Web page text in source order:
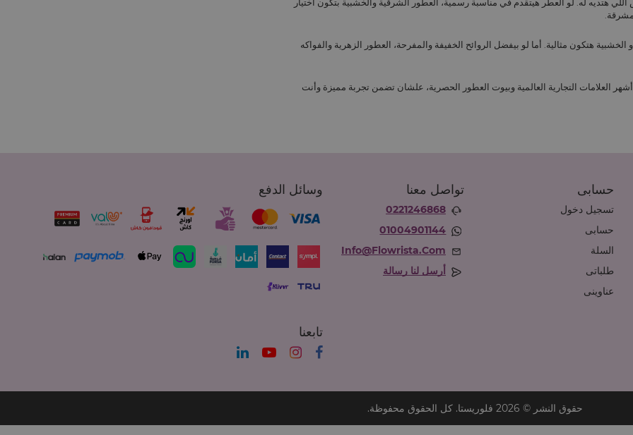
هتديه له. لو العطر هيتقدم في مناسبة رسمية، العطور الشرقية والخشبية بتكون اختيار
هتكون مثالية. أما لو بيفضل الروائح الخفيفة والمفرحة، العطور الزهرية والفواكه
العلامات التجارية العالمية وبيوت العطور الحصرية، علشان تضمن تجربة مميزة وأنت
حسابى
تسجيل دخول
حسابى
السلة
طلباتى
عناوينى
تواصل معنا
0221246868
01004901144
Info@flowrista.com
أرسل لنا رسالة
وسائل الدفع
تابعنا
حقوق النشر © 2026 فلوريستا. كل الحقوق محفوظة.